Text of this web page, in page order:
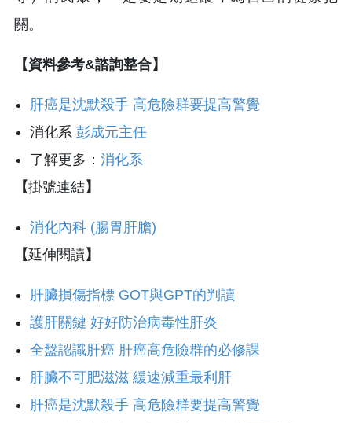
關。
【資料參考&諮詢整合】
肝癌是沈默殺手 高危險群要提高警覺
消化系 彭成元主任
了解更多： 消化系
【掛號連結】
消化內科 (腸胃肝膽)
【延伸閱讀】
肝臟損傷指標 GOT與GPT的判讀
護肝關鍵 好好防治病毒性肝炎
全盤認識肝癌 肝癌高危險群的必修課
肝臟不可肥滋滋 緩速減重最利肝
肝癌是沈默殺手 高危險群要提高警覺